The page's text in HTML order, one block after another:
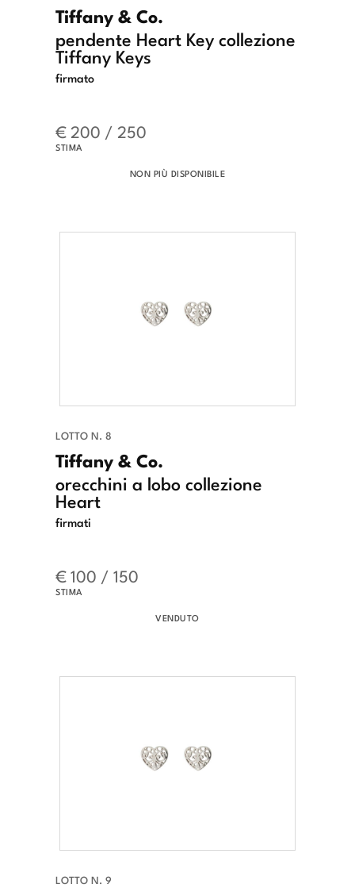
Tiffany & Co.
pendente Heart Key collezione
Tiffany Keys
firmato
€ 200 / 250
STIMA
NON PIÙ DISPONIBILE
LOTTO N. 8
Tiffany & Co.
orecchini a lobo collezione
Heart
firmati
€ 100 / 150
STIMA
VENDUTO
LOTTO N. 9